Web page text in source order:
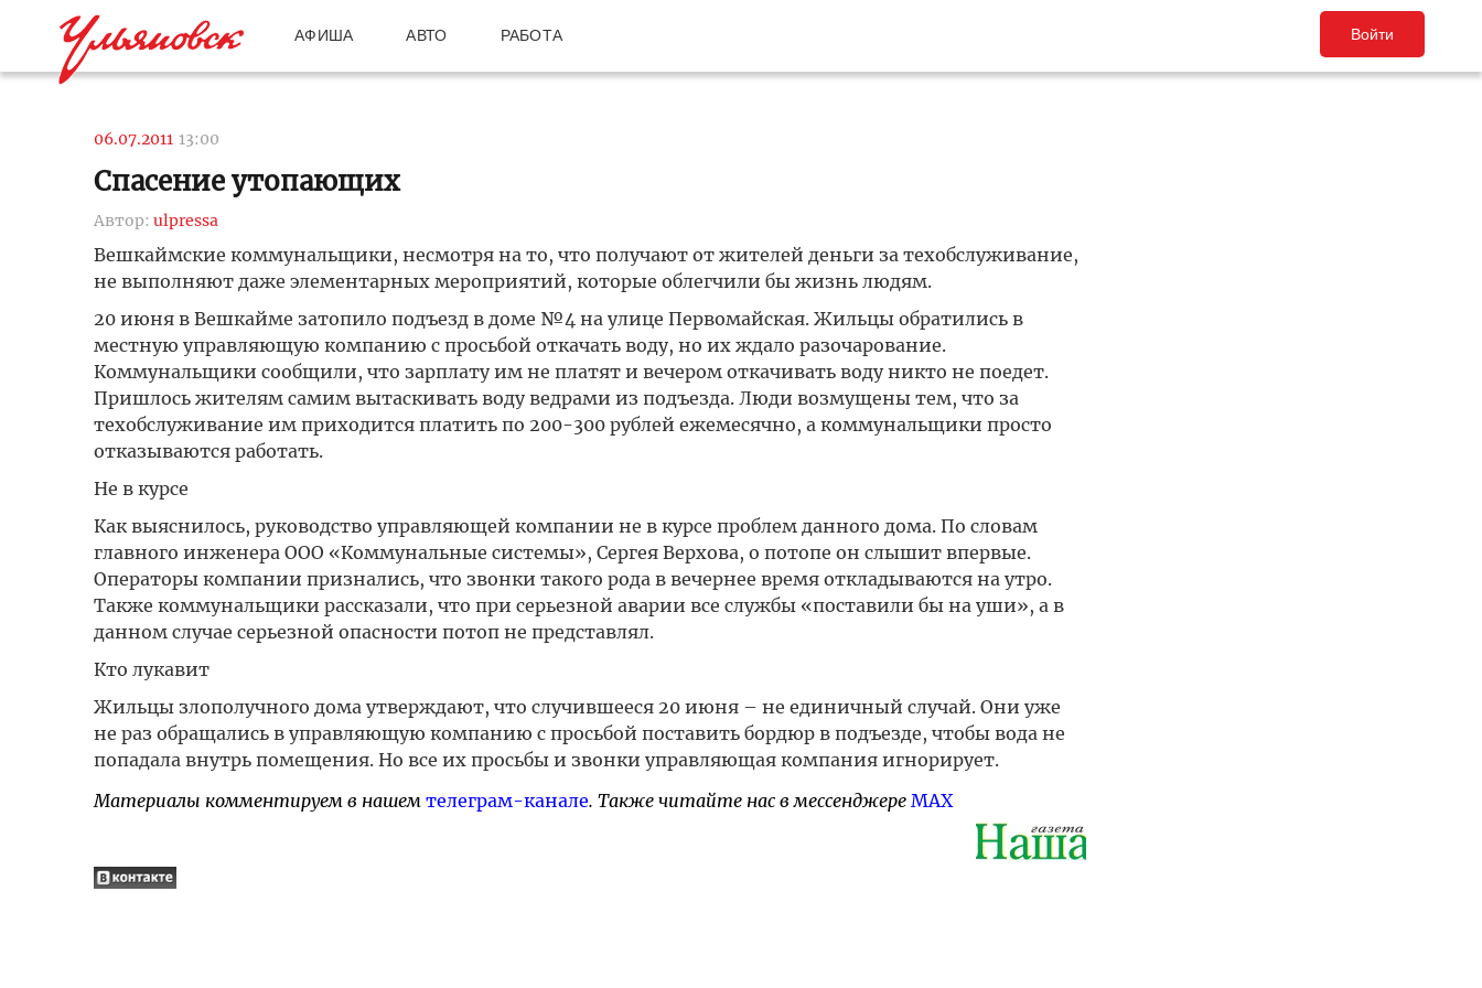
АФИША АВТО РАБОТА Войти
06.07.2011 13:00
Спасение утопающих
Автор: ulpressa
Вешкаймские коммунальщики, несмотря на то, что получают от жителей деньги за техобслуживание,
не выполняют даже элементарных мероприятий, которые облегчили бы жизнь людям.
20 июня в Вешкайме затопило подъезд в доме №4 на улице Первомайская. Жильцы обратились в
местную управляющую компанию с просьбой откачать воду, но их ждало разочарование.
Коммунальщики сообщили, что зарплату им не платят и вечером откачивать воду никто не поедет.
Пришлось жителям самим вытаскивать воду ведрами из подъезда. Люди возмущены тем, что за
техобслуживание им приходится платить по 200-300 рублей ежемесячно, а коммунальщики просто
отказываются работать.
Не в курсе
Как выяснилось, руководство управляющей компании не в курсе проблем данного дома. По словам
главного инженера ООО «Коммунальные системы», Сергея Верхова, о потопе он слышит впервые.
Операторы компании признались, что звонки такого рода в вечернее время откладываются на утро.
Также коммунальщики рассказали, что при серьезной аварии все службы «поставили бы на уши», а в
данном случае серьезной опасности потоп не представлял.
Кто лукавит
Жильцы злополучного дома утверждают, что случившееся 20 июня – не единичный случай. Они уже
не раз обращались в управляющую компанию с просьбой поставить бордюр в подъезде, чтобы вода не
попадала внутрь помещения. Но все их просьбы и звонки управляющая компания игнорирует.
Материалы комментируем в нашем телеграм-канале. Также читайте нас в мессенджере MAX